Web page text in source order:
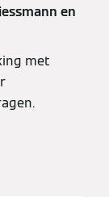
en
met